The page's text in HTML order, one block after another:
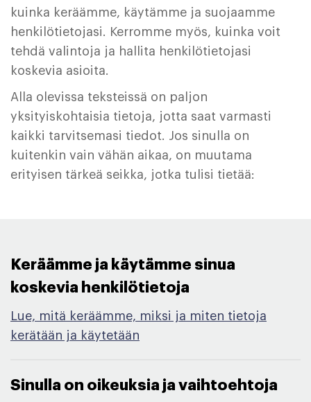
kuinka keräämme, käytämme ja suojaamme
henkilötietojasi. Kerromme myös, kuinka voit
tehdä valintoja ja hallita henkilötietojasi
koskevia asioita.
Alla olevissa teksteissä on paljon
yksityiskohtaisia tietoja, jotta saat varmasti
kaikki tarvitsemasi tiedot. Jos sinulla on
kuitenkin vain vähän aikaa, on muutama
erityisen tärkeä seikka, jotka tulisi tietää:
Keräämme ja käytämme sinua
koskevia henkilötietoja ​
Lue, mitä keräämme, miksi ja miten tietoja
kerätään ja käytetään
Sinulla on oikeuksia ja vaihtoehtoja​